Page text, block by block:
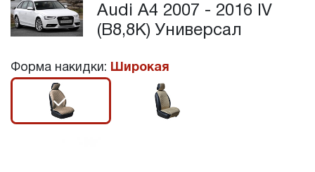
Audi A4 2007 - 2016 IV
(B8,8K) Универсал
Форма накидки: Широкая
r